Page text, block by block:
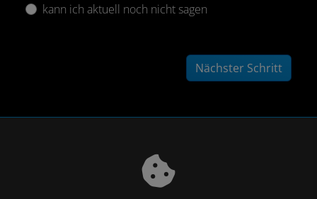
kann ich aktuell noch nicht sagen
Nächster Schritt